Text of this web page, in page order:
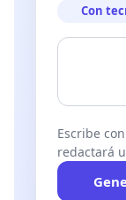
Con
Escribe
redactará